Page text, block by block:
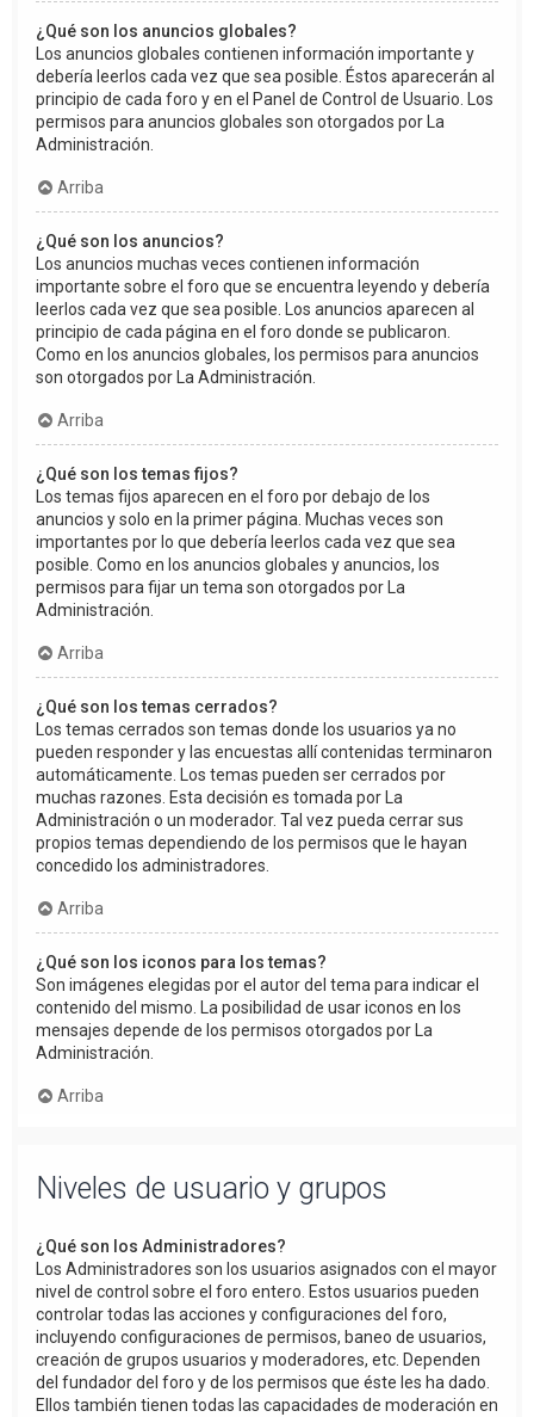
¿Qué son los anuncios globales?
Los anuncios globales contienen información importante y
debería leerlos cada vez que sea posible. Éstos aparecerán al
principio de cada foro y en el Panel de Control de Usuario. Los
permisos para anuncios globales son otorgados por La
Administración.
Arriba
¿Qué son los anuncios?
Los anuncios muchas veces contienen información
importante sobre el foro que se encuentra leyendo y debería
leerlos cada vez que sea posible. Los anuncios aparecen al
principio de cada página en el foro donde se publicaron.
Como en los anuncios globales, los permisos para anuncios
son otorgados por La Administración.
Arriba
¿Qué son los temas fijos?
Los temas fijos aparecen en el foro por debajo de los
anuncios y solo en la primer página. Muchas veces son
importantes por lo que debería leerlos cada vez que sea
posible. Como en los anuncios globales y anuncios, los
permisos para fijar un tema son otorgados por La
Administración.
Arriba
¿Qué son los temas cerrados?
Los temas cerrados son temas donde los usuarios ya no
pueden responder y las encuestas allí contenidas terminaron
automáticamente. Los temas pueden ser cerrados por
muchas razones. Esta decisión es tomada por La
Administración o un moderador. Tal vez pueda cerrar sus
propios temas dependiendo de los permisos que le hayan
concedido los administradores.
Arriba
¿Qué son los iconos para los temas?
Son imágenes elegidas por el autor del tema para indicar el
contenido del mismo. La posibilidad de usar iconos en los
mensajes depende de los permisos otorgados por La
Administración.
Arriba
Niveles de usuario y grupos
¿Qué son los Administradores?
Los Administradores son los usuarios asignados con el mayor
nivel de control sobre el foro entero. Estos usuarios pueden
controlar todas las acciones y configuraciones del foro,
incluyendo configuraciones de permisos, baneo de usuarios,
creación de grupos usuarios y moderadores, etc. Dependen
del fundador del foro y de los permisos que éste les ha dado.
Ellos también tienen todas las capacidades de moderación en